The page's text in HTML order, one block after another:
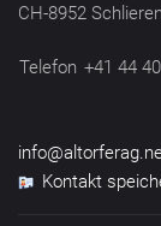
CH-8952 Schlieren
Telefon +41 44
Kontakt